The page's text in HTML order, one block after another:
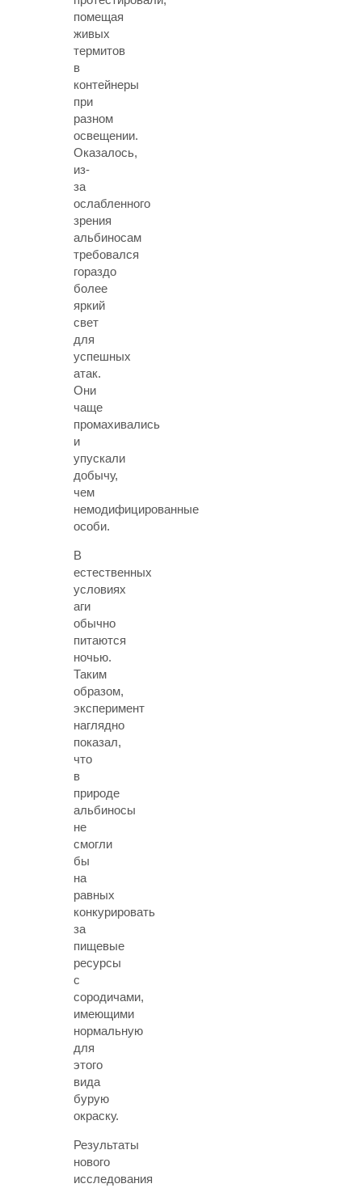
помещая
живых
термитов
в
контейнеры
при
разном
освещении.
Оказалось,
из-
за
ослабленного
зрения
альбиносам
требовался
гораздо
более
яркий
свет
для
успешных
атак.
Они
чаще
промахивались
и
упускали
добычу,
чем
немодифицированные
особи.
В
естественных
условиях
аги
обычно
питаются
ночью.
Таким
образом,
эксперимент
наглядно
показал,
что
в
природе
альбиносы
не
смогли
бы
на
равных
конкурировать
за
пищевые
ресурсы
с
сородичами,
имеющими
нормальную
для
этого
вида
бурую
окраску.
Результаты
нового
исследования